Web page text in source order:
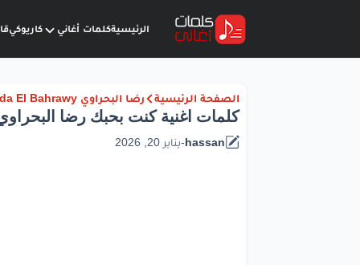
الرئيسيةكلمات أغاني كاريوكي
الصفحة الرئيسية رضا البحراوي Reda El Bahrawy
كلمات اغنية كنت بحبك رضا البحراوي |
hassan
-يناير 20, 2026